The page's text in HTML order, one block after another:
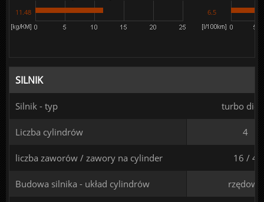
11.48 6.5
SILNIK
Silnik - typ turbo
Liczba cylindrów 4
liczba zaworów / zawory na cylinder 16 / 4
Budowa silnika - układ cylindrów rzędowy